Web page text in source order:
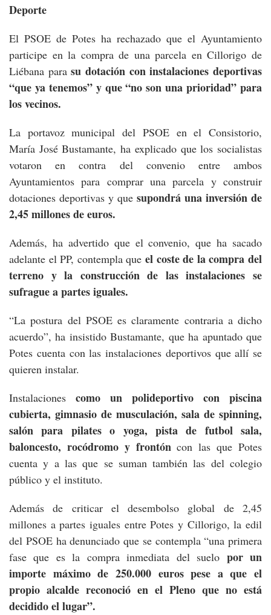
Deporte
El PSOE de Potes ha rechazado que el Ayuntamiento
participe en la compra de una parcela en Cillorigo de
Liébana parasu dotación con instalaciones deportivas
“que ya tenemos” y que “no son una prioridad” para
los vecinos.
La portavoz municipal del PSOE en el Consistorio,
María José Bustamante, ha explicado que los socialistas
votaron en contra del convenio entre ambos
Ayuntamientos para comprar una parcela y construir
dotaciones deportivas y que supondrá una inversión de
2,45 millones de euros.
Además, ha advertido que el convenio, que ha sacado
adelante el PP, contempla que el coste de la compra del
terreno y la construcción de las instalaciones se
sufrague a partes iguales.
“La postura del PSOE es claramente contraria a dicho
acuerdo”, ha insistido Bustamante, que ha apuntado que
Potes cuenta con las instalaciones deportivos que allí se
quieren instalar.
Instalaciones como un polideportivo con piscina
cubierta, gimnasio de musculación, sala de spinning,
salón para pilates o yoga, pista de futbol sala,
baloncesto, rocódromo y frontóncon las que Potes
cuenta y a las que se suman también las del colegio
público y el instituto.
Además de criticar el desembolso global de 2,45
millones a partes iguales entre Potes y Cillorigo, la edil
del PSOE ha denunciado que se contempla “una primera
fase que es la compra inmediata del suelo por un
importe máximo de 250.000 euros pese a que el
propio alcalde reconoció en el Pleno que no está
decidido el lugar”.